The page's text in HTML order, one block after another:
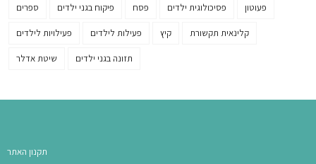
ספרים פיקוח בגני ילדים פסח פסיכולוגית ילדים פעוטון
פעילויות לילדים פעילות לילדים קיץ קלינאית תקשורת
שיטת אדלר תזונה בגני ילדים
תקנון האתר